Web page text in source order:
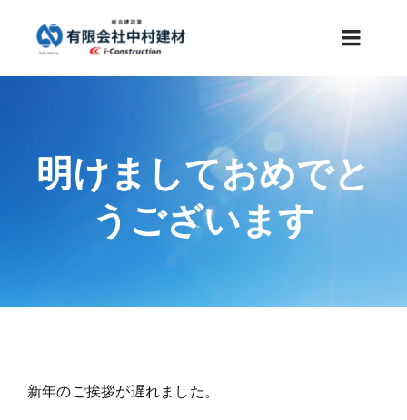
content
Toggle
HOME
事業内容
施工事例
採用情報
明けましておめでと
うございます
新年のご挨拶が遅れました。